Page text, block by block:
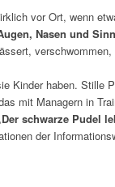
vor Ort, wenn
Nasen und
Kinder haben. Stille
mit Managern in
schwarze Pudel
der